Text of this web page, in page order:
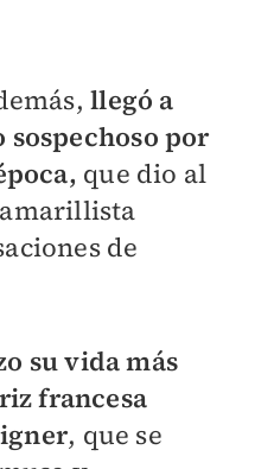
llegó a
sospechoso por
que dio al
de
su vida más
francesa
, que se